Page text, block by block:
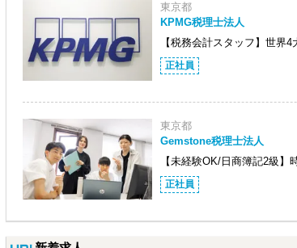
東京都
KPMG税理士法人
【税務会計スタッフ】世界
正社員
東京都
Gemstone税理士法人
【未経験OK/日商簿記2級
正社員